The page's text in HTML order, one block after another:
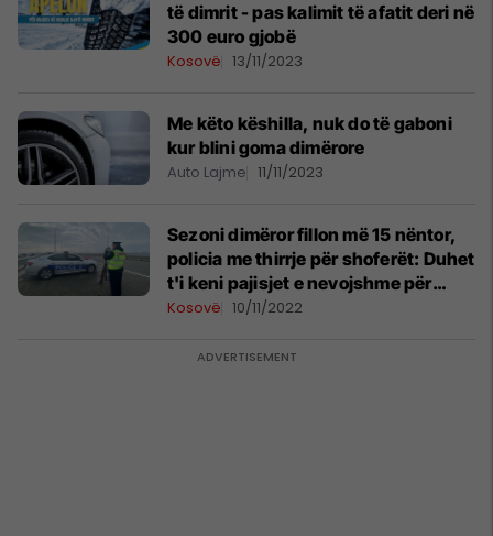
të dimrit - pas kalimit të afatit deri në
300 euro gjobë
Kosovë 13/11/2023
Me këto këshilla, nuk do të gaboni
kur blini goma dimërore
Auto Lajme 11/11/2023
Sezoni dimëror fillon më 15 nëntor,
policia me thirrje për shoferët: Duhet
t'i keni pajisjet e nevojshme për
ngasje
Kosovë 10/11/2022